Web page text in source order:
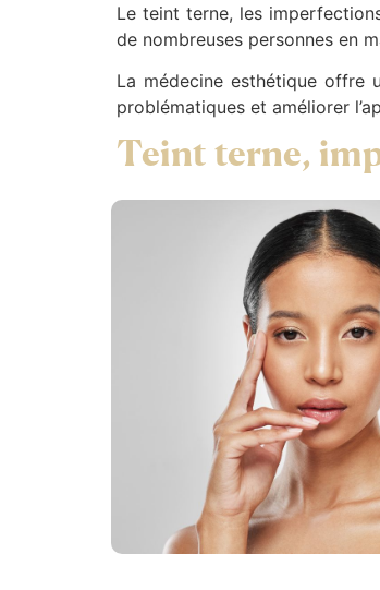
Le teint terne, les
de nombreuses personnes en
La médecine esthétique offre
problématiques et améliorer
Teint terne,